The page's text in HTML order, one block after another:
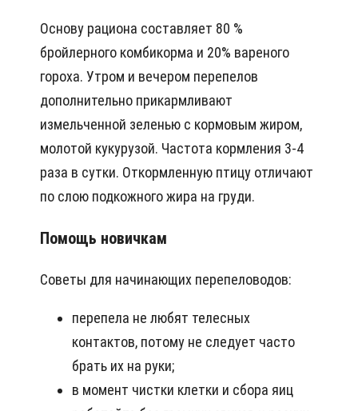
Основу рациона составляет 80 %
бройлерного комбикорма и 20% вареного
гороха. Утром и вечером перепелов
дополнительно прикармливают
измельченной зеленью с кормовым жиром,
молотой кукурузой. Частота кормления 3-4
раза в сутки. Откормленную птицу отличают
по слою подкожного жира на груди.
Помощь новичкам
Советы для начинающих перепеловодов:
перепела не любят телесных
контактов, потому не следует часто
брать их на руки;
в момент чистки клетки и сбора яиц